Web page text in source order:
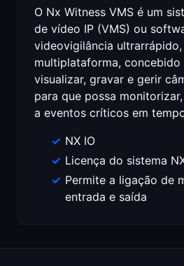
O Nx Witness VMS é um
de vídeo IP (VMS) ou
videovigilância
multiplataforma, concebido
visualizar, gravar e gerir
para que possa
a eventos críticos em
NX IO
Licença do sistema
Permite a ligação de
entrada e saída